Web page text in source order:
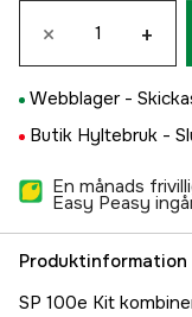
× +
Webblager -
Butik Hyltebruk -
En månads
Easy Peasy
Produktinformation
SP 100e Kit